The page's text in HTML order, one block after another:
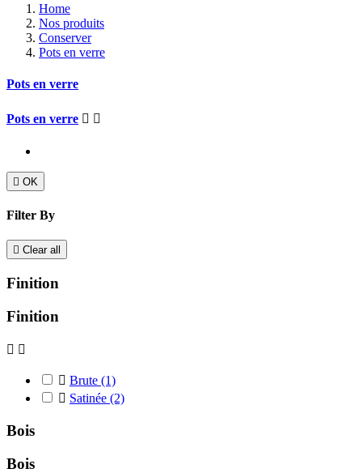
Home
Nos produits
Conserver
Pots en verre
Pots en verre
Pots en verre  
 OK
Filter By
 Clear all
Finition
Finition
 
 Brute (1)
 Satinée (2)
Bois
Bois